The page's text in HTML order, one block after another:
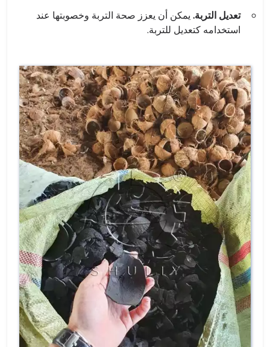
تعديل التربة.يمكن أن يعزز صحة التربة وخصوبتها عند
استخدامه كتعديل للتربة.